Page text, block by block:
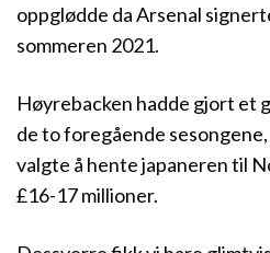
oppglødde da Arsenal
sommeren 2021.
Høyrebacken hadde gjort et
de to foregående
valgte å hente japaneren til
£16-17 millioner.